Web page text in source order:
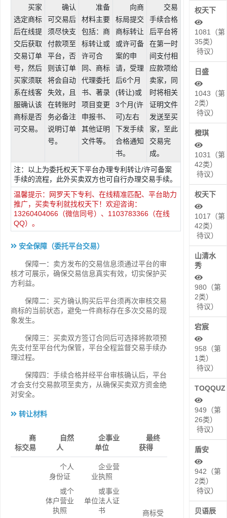
买家
选定商标
后在线提
交后获取
交易订单
号，然后
买家须联
系在线客
服确认该
商标是否
可交易。
确认
可交易后
须尽快支
付款项至
平台，否
则该订单
将会自动
失效，且
在转账时
务必备注
说明订单
号。
准备
材料主要
包括：商
标转让或
许可合
同、商标
代理委托
书、著录
项目变更
申报书、
其他证明
文件等。
向商
标局提交
商标转让
或许可备
案的申
请，受理
后6个月
(转让)或
3个月(许
可)左右
下发手续
合格通知
书。
交易
手续合格
后平台将
在第一时
间支付相
应款项给
卖家，同
时将相关
证明文件
发送至买
家，至此
交易完
成。
注：以上为委托权天下平台办理专利转让/许可备案
手续的流程，此外买卖双方也可自行办理交易手续。
温馨提示：网罗天下专利、在线精准匹配、平台助力
推广，买卖专利就找权天下！欢迎咨询：
13260404066（微信同号）、1103783366（在线
QQ）。
安全保障（委托平台交易）
保障一：卖方发布的交易信息须通过平台的审
核才可展示，确保交易信息真实有效，切实保护买
方利益。
保障二：买方确认购买后平台须再次审核交易
商标的当前状态，避免一件商标存在多次交易的现
象发生。
保障三：买卖双方签订合同后可选择将款项预
先支付至平台代为保管，平台全程监督交易手续办
理过程。
保障四：手续合格并经平台审核确认后，平台
才会支付交易款项至卖方，从确保买卖双方资金绝
对安全。
转让材料
商
标交易
自然
人
企事业
单位
最终
获得
个人
身份证
或个
体户营业
执照
企业营
业执照
或事业
单位法人证
书
商标受
权天下
1081（第
35类）
待议）
日盛
1043（第
2类）
待议）
橙琪
1031（第
42类）
待议）
权天下
1017（第
42类）
待议）
山清水
秀
980（第
2类）
待议）
宕宸
958（第
1类）
待议）
TOQQUZ
949（第
26类）
待议）
盾安
942（第
2类）
待议）
贝语辰